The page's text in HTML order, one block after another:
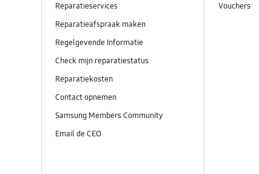
Reparatieservices
Reparatieafspraak maken
Regelgevende Informatie
Check mijn reparatiestatus
Reparatiekosten
Contact opnemen
Samsung Members Community
Email de CEO
Vouchers